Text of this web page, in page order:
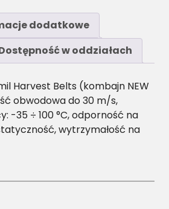
dodatkowe
w oddziałach
Harvest Belts (kombajn NEW
obwodowa do 30 m/s,
-35 ÷ 100 °C, odporność na
wytrzymałość na